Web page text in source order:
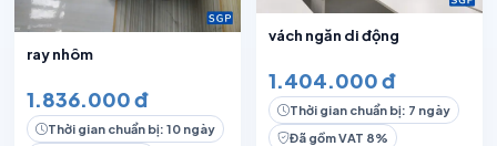
ray nhôm
1.836.000 đ
Thời gian chuẩn bị: 10 ngày
vách ngăn di động
1.404.000 đ
Thời gian chuẩn bị: 7 ngày
Đã gồm VAT 8%